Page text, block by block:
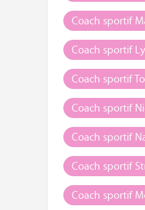
Coach sportif
Coach sportif
Coach sportif
Coach sportif
Coach sportif
Coach sportif
Coach sportif